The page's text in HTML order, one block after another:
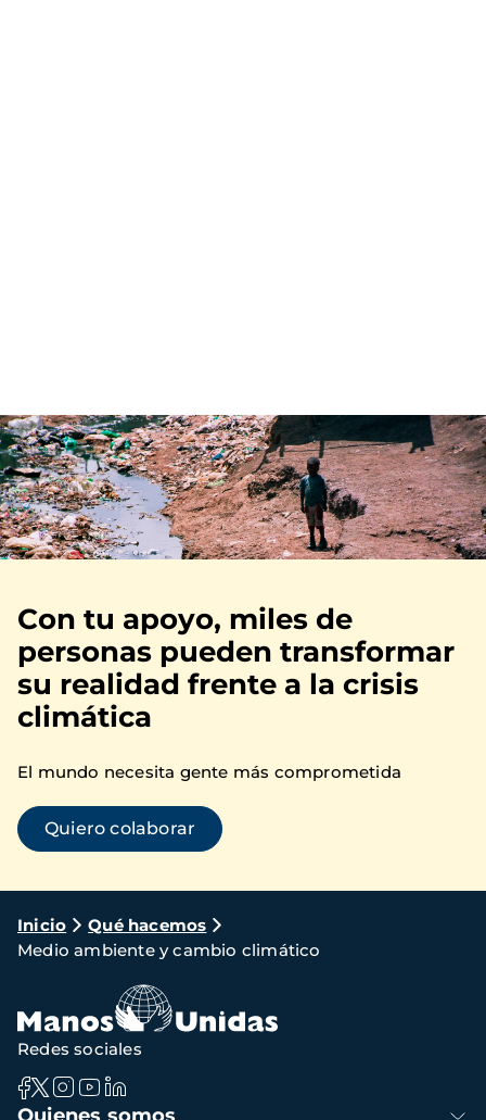
Imagen
Con tu apoyo, miles de
personas pueden transformar
su realidad frente a la crisis
climática
El mundo necesita gente más comprometida
Quiero colaborar
Ruta
de
navegación
Inicio
Qué hacemos
Medio ambiente y cambio climático
Navegación
Redes sociales